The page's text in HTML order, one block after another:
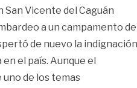
San Vicente del Caguán
a un campamento de
de nuevo la indignación
el país. Aunque el
de los temas